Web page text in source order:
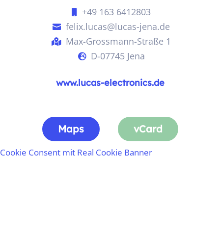
+49 163 6412803
 felix.lucas@lucas-jena.de
 Max-Grossmann-Straße 1
 D-07745 Jena
www.lucas-electronics.de
Maps vCard
Cookie Consent mit Real Cookie Banner